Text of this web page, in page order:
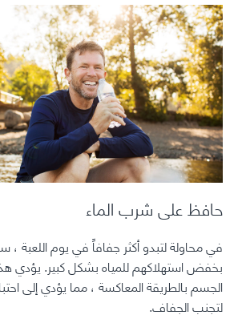
حافظ على شرب الماء
في محاولة لتبدو أكثر جفافاً في يوم اللعبة
بخفض استهلاكهم للمياه بشكل كبير. يؤدي
الجسم بالطريقة المعاكسة ، مما يؤدي إلى
لتجنب الجفاف.